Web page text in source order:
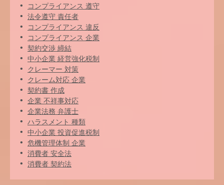
コンプライアンス 遵守
法令遵守 責任者
コンプライアンス 違反
コンプライアンス 企業
契約交渉 締結
中小企業 経営強化税制
クレーマー 対策
クレーム対応 企業
契約書 作成
企業 不祥事対応
企業法務 弁護士
ハラスメント 種類
中小企業 投資促進税制
危機管理体制 企業
消費者 安全法
消費者 契約法